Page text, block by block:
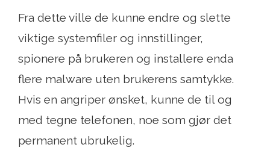
Fra dette ville de kunne endre og slette
viktige systemfiler og innstillinger,
spionere på brukeren og installere enda
flere malware uten brukerens samtykke.
Hvis en angriper ønsket, kunne de til og
med tegne telefonen, noe som gjør det
permanent ubrukelig.